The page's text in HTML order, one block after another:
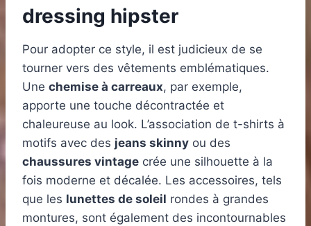
dressing hipster
Pour adopter ce style, il est judicieux de se
tourner vers des vêtements emblématiques.
Une chemise à carreaux, par exemple,
apporte une touche décontractée et
chaleureuse au look. L’association de t-shirts à
motifs avec des jeans skinny ou des
chaussures vintage crée une silhouette à la
fois moderne et décalée. Les accessoires, tels
que les lunettes de soleil rondes à grandes
montures, sont également des incontournables